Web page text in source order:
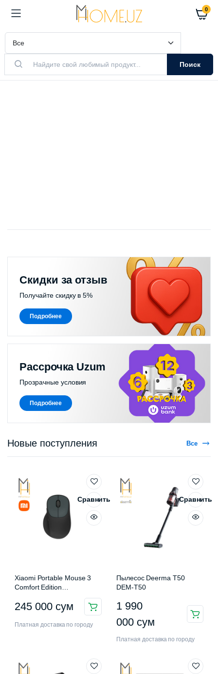
0
Поиск
Скидки за отзыв
Получайте скидку в 5%
Подробнее
Рассрочка Uzum
Прозрачные условия
Подробнее
Новые поступления Все
Сравнить
Xiaomi Portable Mouse 3
Comfort Edition
245 000 сум
Платная доставка по городу
Сравнить
Пылесос Deerma T50
DEM-T50
1 990
000 сум
Платная доставка по городу